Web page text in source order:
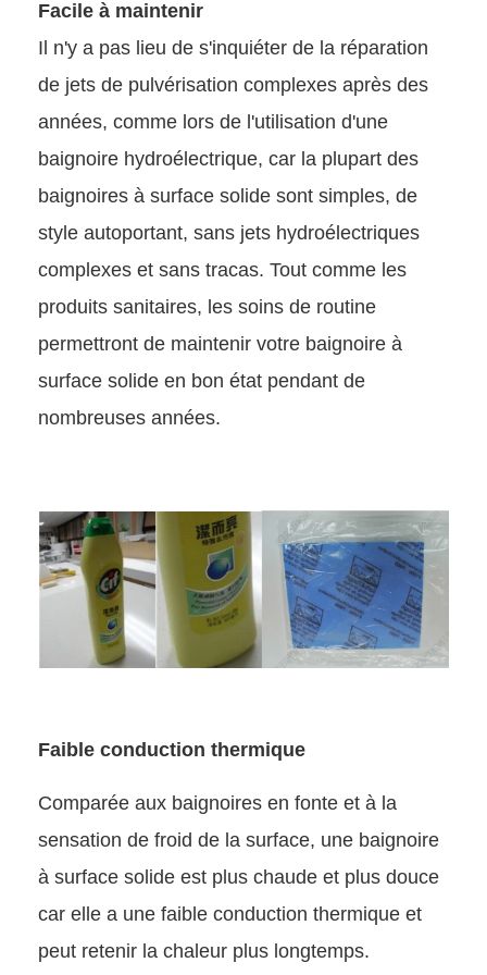
Facile à maintenir
Il n'y a pas lieu de s'inquiéter de la réparation
de jets de pulvérisation complexes après des
années, comme lors de l'utilisation d'une
baignoire hydroélectrique, car la plupart des
baignoires à surface solide sont simples, de
style autoportant, sans jets hydroélectriques
complexes et sans tracas. Tout comme les
produits sanitaires, les soins de routine
permettront de maintenir votre baignoire à
surface solide en bon état pendant de
nombreuses années.
Faible conduction thermique
Comparée aux baignoires en fonte et à la
sensation de froid de la surface, une baignoire
à surface solide est plus chaude et plus douce
car elle a une faible conduction thermique et
peut retenir la chaleur plus longtemps.